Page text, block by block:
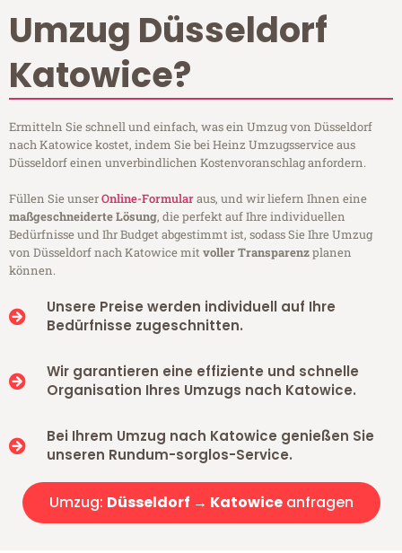
Umzug Düsseldorf
Katowice?
Ermitteln Sie schnell und einfach, was ein Umzug von Düsseldorf
nach Katowice kostet, indem Sie bei Heinz Umzugsservice aus
Düsseldorf einen unverbindlichen Kostenvoranschlag anfordern.
Füllen Sie unserOnline-Formularaus, und wir liefern Ihnen eine
maßgeschneiderte Lösung, die perfekt auf Ihre individuellen
Bedürfnisse und Ihr Budget abgestimmt ist, sodass Sie Ihre Umzug
von Düsseldorf nach Katowice mitvoller Transparenzplanen
können.
Unsere Preise werden individuell auf Ihre
Bedürfnisse zugeschnitten.
Wir garantieren eine effiziente und schnelle
Organisation Ihres Umzugs nach Katowice.
Bei Ihrem Umzug nach Katowice genießen Sie
unseren Rundum-sorglos-Service.
Umzug: Düsseldorf → Katowiceanfragen